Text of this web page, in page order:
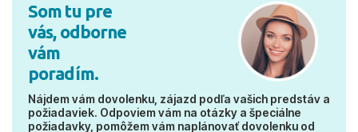
Som tu pre
vás, odborne
vám
poradím.
Nájdem vám dovolenku, zájazd podľa vašich predstáv a
požiadaviek. Odpoviem vám na otázky a špeciálne
požiadavky, pomôžem vám naplánovať dovolenku od